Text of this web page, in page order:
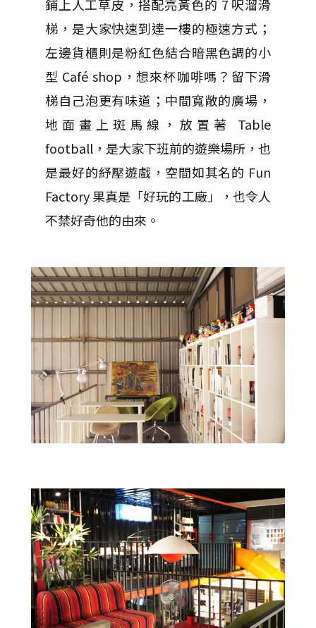
鋪上人工草皮，搭配亮黃色的 7 呎溜滑
梯，是大家快速到達一樓的極速方式；
左邊貨櫃則是粉紅色結合暗黑色調的小
型 Café shop，想來杯咖啡嗎？留下滑
梯自己泡更有味道；中間寬敞的廣場，
地面畫上斑馬線，放置著 Table
football，是大家下班前的遊樂場所，也
是最好的紓壓遊戲，空間如其名的 Fun
Factory 果真是「好玩的工廠」，也令人
不禁好奇他的由來。